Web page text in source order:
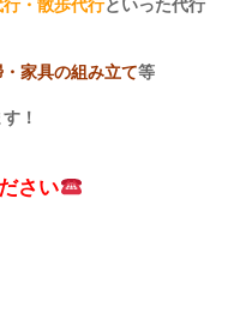
・散歩代行といった代行
家具の組み立て等
！
さい